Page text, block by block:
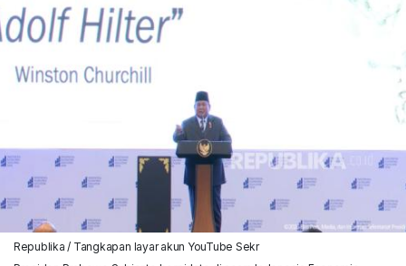
Republika / Tangkapan layar akun YouTube Sekr